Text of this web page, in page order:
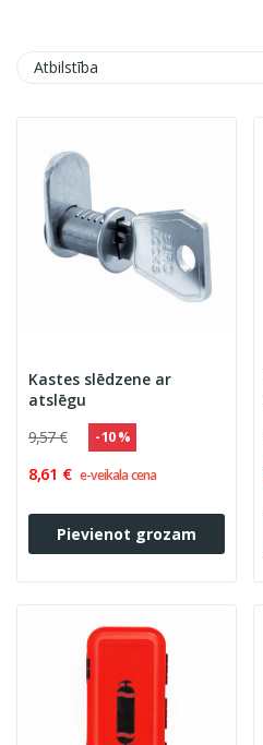
Atbilstība
Kastes slēdzene ar
atslēgu
9,57 €
- 10 %
8,61 € e-veikala cena
Pievienot grozam